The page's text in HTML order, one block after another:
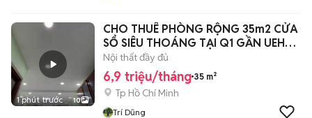
1 phút trước 10
CHO THUÊ PHÒNG RỘNG 35m2 CỬA
SỔ SIÊU THOÁNG TẠI Q1 GẦN UEH
VIỆN ISP
Nội thất đầy đủ
6,9 triệu/tháng 35 m²
Tp Hồ Chí Minh
Trí Dũng